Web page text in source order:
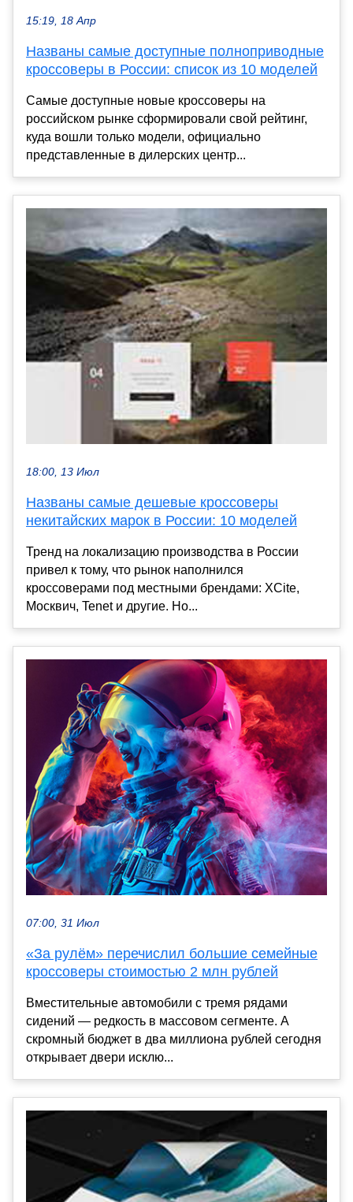
15:19, 18 Апр
Названы самые доступные полноприводные
кроссоверы в России: список из 10 моделей
Самые доступные новые кроссоверы на
российском рынке сформировали свой рейтинг,
куда вошли только модели, официально
представленные в дилерских центр...
18:00, 13 Июл
Названы самые дешевые кроссоверы
некитайских марок в России: 10 моделей
Тренд на локализацию производства в России
привел к тому, что рынок наполнился
кроссоверами под местными брендами: XCite,
Москвич, Tenet и другие. Но...
07:00, 31 Июл
«За рулём» перечислил большие семейные
кроссоверы стоимостью 2 млн рублей
Вместительные автомобили с тремя рядами
сидений — редкость в массовом сегменте. А
скромный бюджет в два миллиона рублей сегодня
открывает двери исклю...